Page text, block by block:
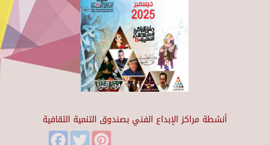
أنشطة مراكز الإبداع الفني بصندوق التنمية الثقافية
FacebookTwitter